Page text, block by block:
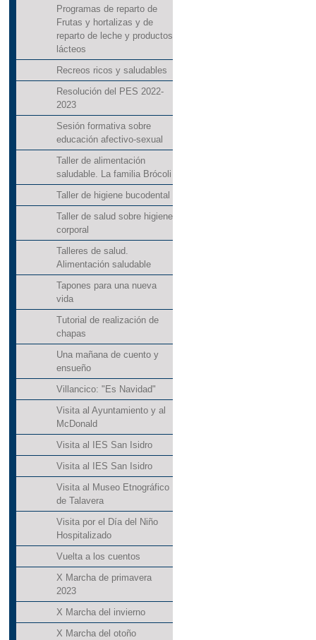
Programas de reparto de
Frutas y hortalizas y de
reparto de leche y productos
lácteos
Recreos ricos y saludables
Resolución del PES 2022-
2023
Sesión formativa sobre
educación afectivo-sexual
Taller de alimentación
saludable. La familia Brócoli
Taller de higiene bucodental
Taller de salud sobre higiene
corporal
Talleres de salud.
Alimentación saludable
Tapones para una nueva
vida
Tutorial de realización de
chapas
Una mañana de cuento y
ensueño
Villancico: "Es Navidad"
Visita al Ayuntamiento y al
McDonald
Visita al IES San Isidro
Visita al IES San Isidro
Visita al Museo Etnográfico
de Talavera
Visita por el Día del Niño
Hospitalizado
Vuelta a los cuentos
X Marcha de primavera
2023
X Marcha del invierno
X Marcha del otoño